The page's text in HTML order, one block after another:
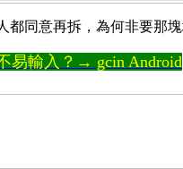
同意再拆，為何非要那
易輸入？→ gcin Android